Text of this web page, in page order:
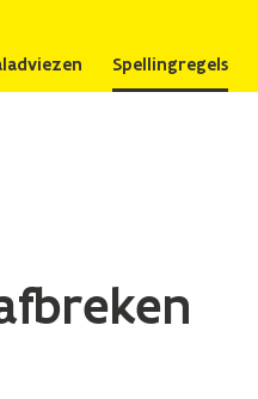
Spellingregels